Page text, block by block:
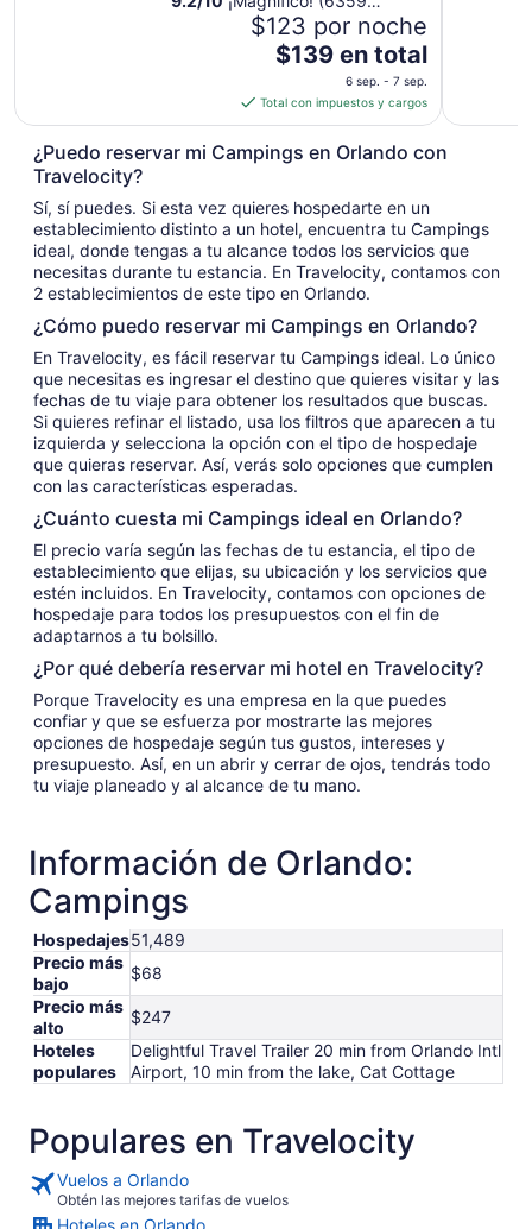
$123 por noche
El
es
de
$139
en
por
noche
del
6
al
7
sep
$139 en total
6 sep. - 7 sep.
Total con impuestos y cargos
¿Puedo reservar mi Campings en Orlando con
Travelocity?
Sí, sí puedes. Si esta vez quieres hospedarte en un
establecimiento distinto a un hotel, encuentra tu Campings
ideal, donde tengas a tu alcance todos los servicios que
necesitas durante tu estancia. En Travelocity, contamos con
2 establecimientos de este tipo en Orlando.
¿Cómo puedo reservar mi Campings en Orlando?
En Travelocity, es fácil reservar tu Campings ideal. Lo único
que necesitas es ingresar el destino que quieres visitar y las
fechas de tu viaje para obtener los resultados que buscas.
Si quieres refinar el listado, usa los filtros que aparecen a tu
izquierda y selecciona la opción con el tipo de hospedaje
que quieras reservar. Así, verás solo opciones que cumplen
con las características esperadas.
¿Cuánto cuesta mi Campings ideal en Orlando?
El precio varía según las fechas de tu estancia, el tipo de
establecimiento que elijas, su ubicación y los servicios que
estén incluidos. En Travelocity, contamos con opciones de
hospedaje para todos los presupuestos con el fin de
adaptarnos a tu bolsillo.
¿Por qué debería reservar mi hotel en Travelocity?
Porque Travelocity es una empresa en la que puedes
confiar y que se esfuerza por mostrarte las mejores
opciones de hospedaje según tus gustos, intereses y
presupuesto. Así, en un abrir y cerrar de ojos, tendrás todo
tu viaje planeado y al alcance de tu mano.
Información de Orlando:
Campings
Hospedajes51,489
Precio más
bajo
$68
Precio más
alto
$247
Hoteles
populares
Delightful Travel Trailer 20 min from Orlando Intl
Airport, 10 min from the lake, Cat Cottage
Populares en Travelocity
Vuelos a Orlando
Obtén las mejores tarifas de vuelos
Hoteles en Orlando